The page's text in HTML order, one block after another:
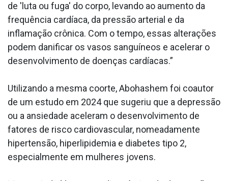
de 'luta ou fuga' do corpo, levando ao aumento da
frequência cardíaca, da pressão arterial e da
inflamação crônica. Com o tempo, essas alterações
podem danificar os vasos sanguíneos e acelerar o
desenvolvimento de doenças cardíacas.”
Utilizando a mesma coorte, Abohashem foi coautor
de um estudo em 2024 que sugeriu que a depressão
ou a ansiedade aceleram o desenvolvimento de
fatores de risco cardiovascular, nomeadamente
hipertensão, hiperlipidemia e diabetes tipo 2,
especialmente em mulheres jovens.